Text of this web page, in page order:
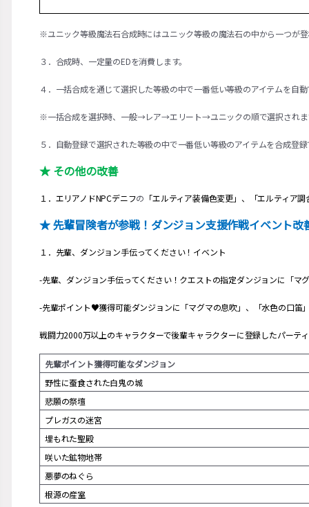
※ユニック等級魔法石合成時にはユニック等級の魔法石の中から一つが
３．合成時、一定量のEDを消費します。
４．一括合成を通じて選択した等級の中で一番低い等級のアイテムを自
※一括合成を選択時、一般→レア→エリート→ユニックの順で選択され
５．自動登録で選択された等級の中で一番低い等級のアイテムを合成登
★ その他の改善
１．エリアノドNPCデニフの 「エルティア装備色変更」、「エルティア調
★ 先輩冒険者が参戦！ダンジョン支援作戦イベント改
１．先輩、ダンジョン手伝ってください！イベント
-先輩、ダンジョン手伝ってください！クエストの指定ダンジョンに「マ
-先輩ポイント♥獲得可能ダンジョンに「マグマの息吹」、「水色の口笛
戦闘力2000万以上のキャラクターで後輩キャラクターに登録したパーテ
先輩ポイント獲得可能なダンジョン
野性に蚕食された白鬼の城
悲願の祭壇
プレガスの迷宮
埋もれた聖殿
咲いた鉱物地帯
悪夢のねぐら
根源の産室